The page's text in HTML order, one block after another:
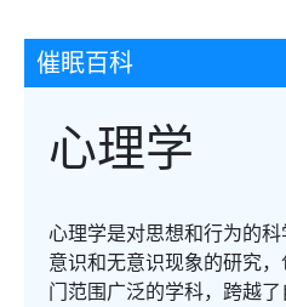
催眠百科
心理学
心理学是对思想和行为的
意识和无意识现象的研究
门范围广泛的学科，跨越